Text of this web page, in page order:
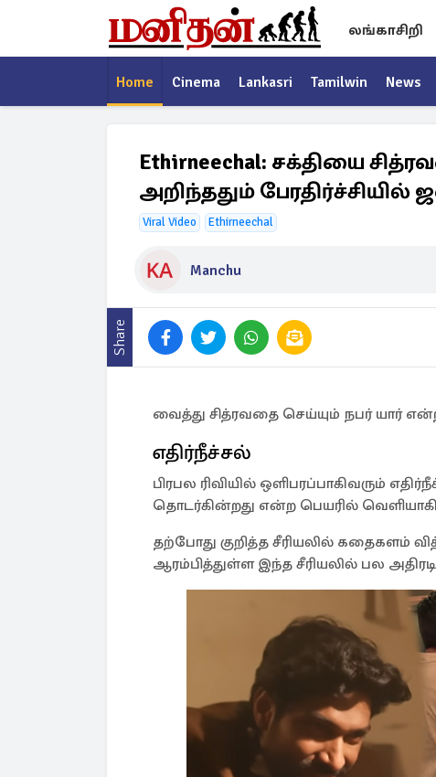
லங்காசிறி
Home Cinema Lankasri Tamilwin News
Ethirneechal: சக்தியை
அறிந்ததும் பேரதிர்ச்சியில்
Viral Video Ethirneechal
Manchu
Share
வைத்து சித்ரவதை செய்யும் நபர் யார்
எதிர்நீச்சல்
பிரபல ரிவியில் ஒளிபரப்பாகிவரும்
தொடர்கின்றது என்ற பெயரில் வெளியாகி
தற்போது குறித்த சீரியலில் கதைகளம்
ஆரம்பித்துள்ள இந்த சீரியலில் பல